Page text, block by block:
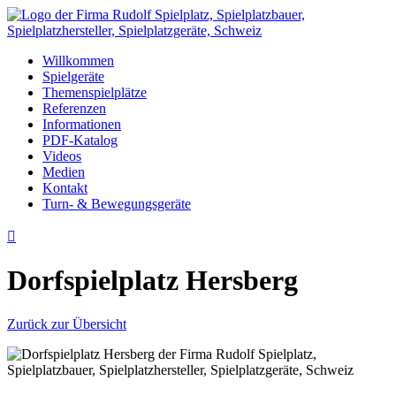
Willkommen
Spielgeräte
Themenspielplätze
Referenzen
Informationen
PDF-Katalog
Videos
Medien
Kontakt
Turn- & Bewegungsgeräte

Dorfspielplatz Hersberg
Zurück zur Übersicht